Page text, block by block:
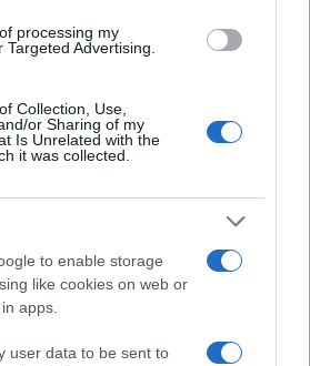
processing my
Advertising.
Collection, Use,
or Sharing of my
Is Unrelated with the
it was collected.
to enable storage
like cookies on web or
apps.
user data to be sent to